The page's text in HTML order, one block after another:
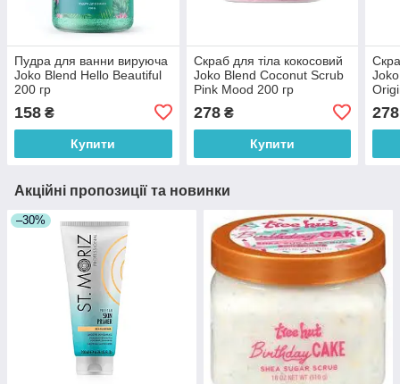
Пудра для ванни вируюча
Joko Blend Hello Beautiful
200 гр
158 ₴
Купити
Скраб для тіла кокосовий
Joko Blend Coconut Scrub
Pink Mood 200 гр
278₴
Купити
278
Акційні пропозиції та новинки
–30%